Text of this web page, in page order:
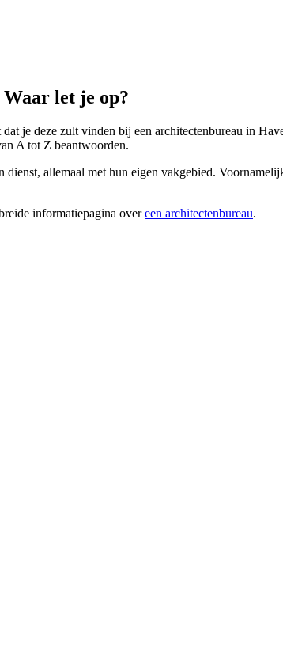
let je op?
je deze zult vinden bij een architectenbureau in
A tot Z beantwoorden.
allemaal met hun eigen vakgebied.
informatiepagina overeen architectenbureau.